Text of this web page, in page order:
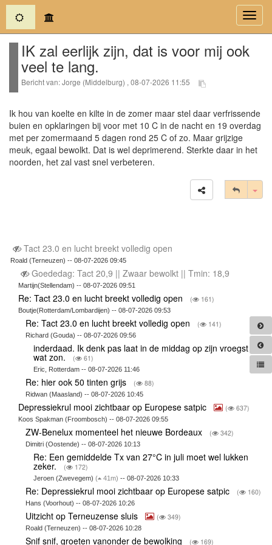
(current)
IK zal eerlijk zijn, dat is voor mij ook
veel te lang.
Bericht van: Jorge (Middelburg) , 08-07-2026 11:55
Ik hou van koelte en kilte in de zomer maar stel daar verfrissende
buien en opklaringen bij voor met 10 C in de nacht en 19 overdag
met per zomermaand 5 dagen rond 25 C of zo. Maar grijzige
meuk, egaal bewolkt. Dat is wel deprimerend. Sterkte daar in het
noorden, het zal vast snel verbeteren.
Tact 23.0 en lucht breekt volledig open
Roald (Terneuzen) -- 08-07-2026 09:45
Goededag: Tact 20,9 || Zwaar bewolkt || Tmin: 18,9
Martijn(Stellendam) -- 08-07-2026 09:51
Re: Tact 23.0 en lucht breekt volledig open ( 161)
Boutje(Rotterdam/Lombardijen) -- 08-07-2026 09:53
Re: Tact 23.0 en lucht breekt volledig open ( 141)
Richard (Gouda) -- 08-07-2026 09:56
inderdaad. Ik denk pas laat in de middag op zijn vroegst
wat zon. ( 61)
Eric, Rotterdam -- 08-07-2026 11:46
Re: hier ook 50 tinten grijs ( 88)
Ridwan (Maasland) -- 08-07-2026 10:45
Depressiekrul mooi zichtbaar op Europese satpic ( 637)
Koos Spakman (Froombosch) -- 08-07-2026 09:55
ZW-Benelux momenteel het nieuwe Bordeaux ( 342)
Dimitri (Oostende) -- 08-07-2026 10:13
Re: Een gemiddelde Tx van 27°C in juli moet wel lukken
zeker. ( 172)
Jeroen (Zwevegem) ( 41m) -- 08-07-2026 10:33
Re: Depressiekrul mooi zichtbaar op Europese satpic ( 160)
Hans (Voorhout) -- 08-07-2026 10:26
Uitzicht op Terneuzense sluis ( 349)
Roald (Terneuzen) -- 08-07-2026 10:28
Snif snif, groeten vanonder de bewolking ( 169)